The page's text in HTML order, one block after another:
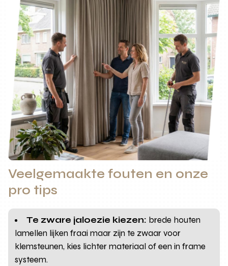
Veelgemaakte fouten en onze
pro tips
Te zware jaloezie kiezen: brede houten
lamellen lijken fraai maar zijn te zwaar voor
klemsteunen, kies lichter materiaal of een in frame
systeem.